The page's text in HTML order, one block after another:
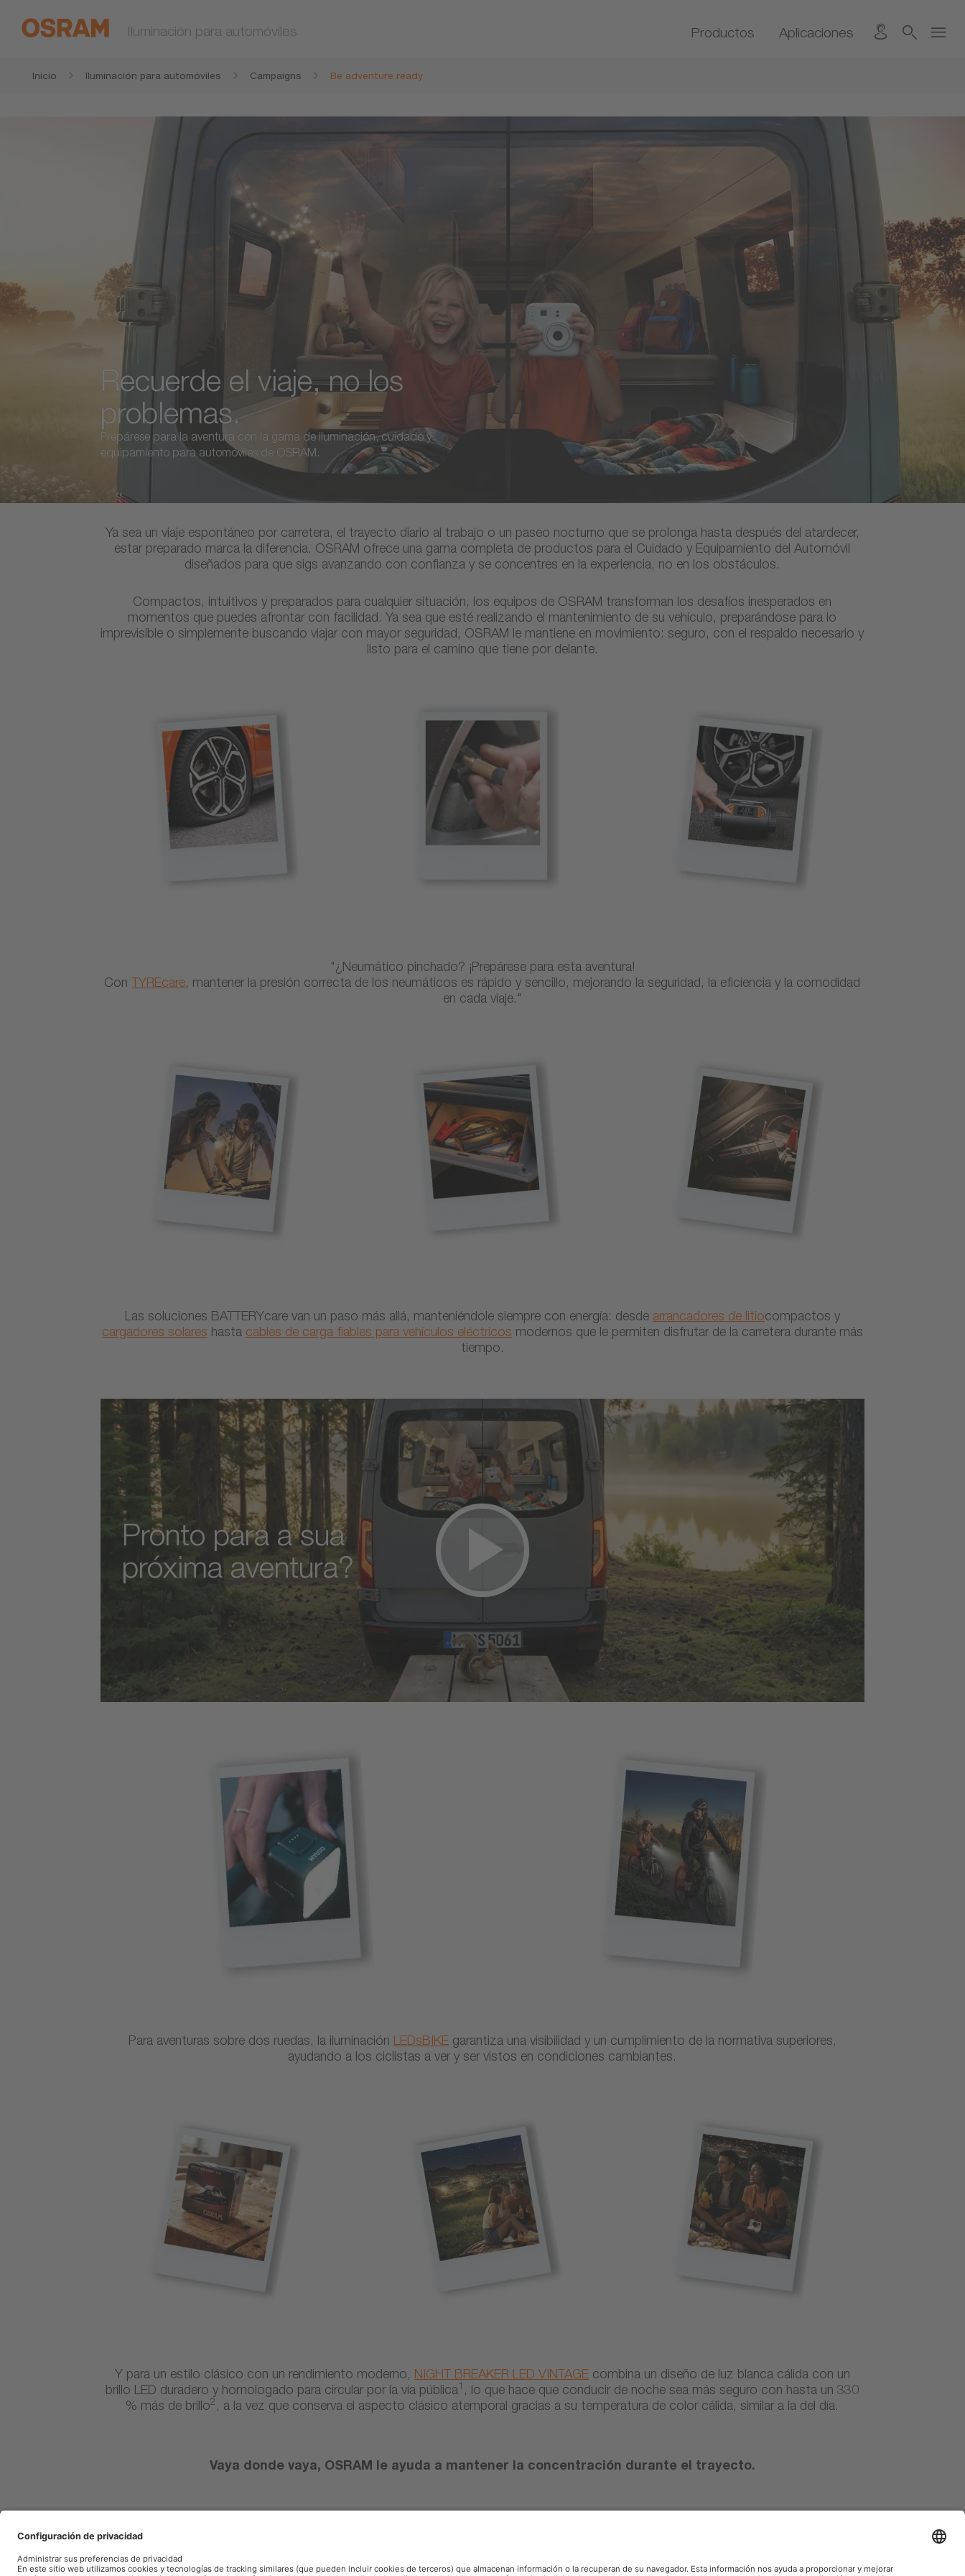
Iluminación para automóviles Productos Aplicaciones
Inicio Iluminación para automóviles Campaigns Be adventure ready
Recuerde el viaje, no los
problemas.
Prepárese para la aventura con la gama de iluminación, cuidado y
equipamiento para automóviles de OSRAM.
Ya sea un viaje espontáneo por carretera, el trayecto diario al trabajo o un paseo nocturno que se prolonga hasta después del atardecer,
estar preparado marca la diferencia. OSRAM ofrece una gama completa de productos para el Cuidado y Equipamiento del Automóvil
diseñados para que sigs avanzando con confianza y se concentres en la experiencia, no en los obstáculos.
Compactos, intuitivos y preparados para cualquier situación, los equipos de OSRAM transforman los desafíos inesperados en
momentos que puedes afrontar con facilidad. Ya sea que esté realizando el mantenimiento de su vehículo, preparándose para lo
imprevisible o simplemente buscando viajar con mayor seguridad, OSRAM le mantiene en movimiento: seguro, con el respaldo necesario y
listo para el camino que tiene por delante.
"¿Neumático pinchado? ¡Prepárese para esta aventura!
ConTYREcare, mantener la presión correcta de los neumáticos es rápido y sencillo, mejorando la seguridad, la eficiencia y la comodidad
en cada viaje."
Las soluciones BATTERYcare van un paso más allá, manteniéndole siempre con energía: desde arrancadores de litiocompactos y
cargadores solares hasta cables de carga fiables para vehículos eléctricos modernos que le permiten disfrutar de la carretera durante más
tiempo.
Pronto para a sua
próxima aventura?
Para aventuras sobre dos ruedas, la iluminación LEDsBIKEgarantiza una visibilidad y un cumplimiento de la normativa superiores,
ayudando a los ciclistas a ver y ser vistos en condiciones cambiantes.
Y para un estilo clásico con un rendimiento moderno, NIGHT BREAKER LED VINTAGEcombina un diseño de luz blanca cálida con un
brillo LED duradero y homologado para circular por la vía pública1 , lo que hace que conducir de noche sea más seguro con hasta un 330
% más de brillo2 , a la vez que conserva el aspecto clásico atemporal gracias a su temperatura de color cálida, similar a la del día.
Vaya donde vaya, OSRAM le ayuda a mantener la concentración durante el trayecto.
Para más información, consulte